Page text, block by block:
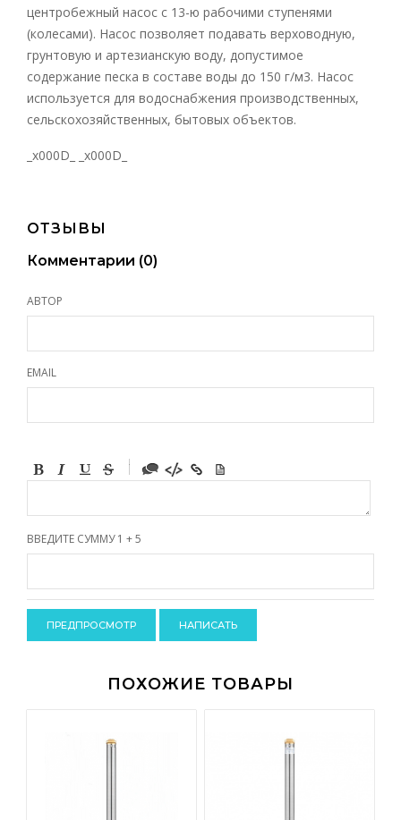
центробежный насос с 13-ю рабочими ступенями
(колесами). Насос позволяет подавать верховодную,
грунтовую и артезианскую воду, допустимое
содержание песка в составе воды до 150 г/м3. Насос
используется для водоснабжения производственных,
сельскохозяйственных, бытовых объектов.
_x000D_ _x000D_
ОТЗЫВЫ
Комментарии (0)
АВТОР
EMAIL
-
-
-
-
-
-
ВВЕДИТЕ СУММУ 1 + 5
ПОХОЖИЕ ТОВАРЫ